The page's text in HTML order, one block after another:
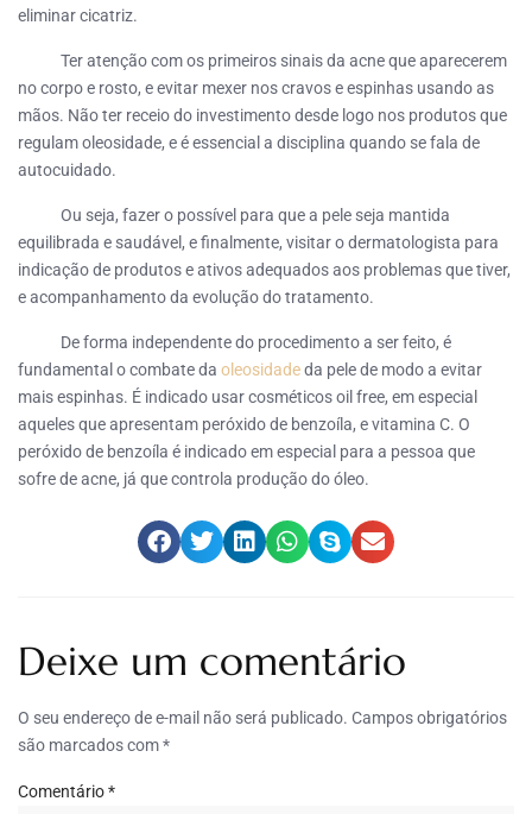
eliminar cicatriz.
Ter atenção com os primeiros sinais da acne que aparecerem
no corpo e rosto, e evitar mexer nos cravos e espinhas usando as
mãos. Não ter receio do investimento desde logo nos produtos que
regulam oleosidade, e é essencial a disciplina quando se fala de
autocuidado.
Ou seja, fazer o possível para que a pele seja mantida
equilibrada e saudável, e finalmente, visitar o dermatologista para
indicação de produtos e ativos adequados aos problemas que tiver,
e acompanhamento da evolução do tratamento.
De forma independente do procedimento a ser feito, é
fundamental o combate da oleosidadeda pele de modo a evitar
mais espinhas. É indicado usar cosméticos oil free, em especial
aqueles que apresentam peróxido de benzoíla, e vitamina C. O
peróxido de benzoíla é indicado em especial para a pessoa que
sofre de acne, já que controla produção do óleo.
Deixe um comentário
O seu endereço de e-mail não será publicado. Campos obrigatórios
são marcados com*
Comentário*